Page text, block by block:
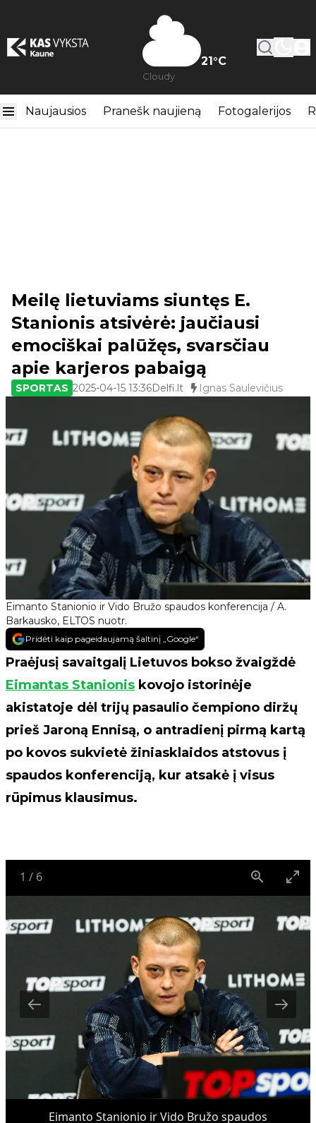
21°C
Cloudy
Naujausios Pranešk naujieną Fotogalerijos
Eimanto Stanionio ir Vido Bružo spaudos konferencija / A.
Barkausko, ELTOS nuotr.
Meilę lietuviams siuntęs E.
Stanionis atsivėrė: jaučiausi
emociškai palūžęs, svarsčiau
apie karjeros pabaigą
SPORTAS 2025-04-15 13:36Delfi.lt Ignas Saulevičius
Pridėti kaip pageidaujamą šaltinį „Google“
Praėjusį savaitgalį Lietuvos bokso žvaigždė
Eimantas Stanionis kovojo istorinėje
akistatoje dėl trijų pasaulio čempiono diržų
prieš Jaroną Ennisą, o antradienį pirmą kartą
po kovos sukvietė žiniasklaidos atstovus į
spaudos konferenciją, kur atsakė į visus
rūpimus klausimus.
1 / 6
Eimanto Stanionio ir Vido Bružo spaudos